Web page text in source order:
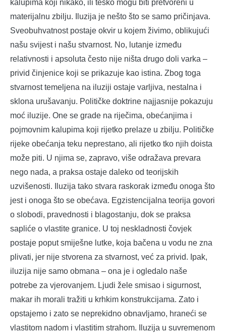
kalupima koji nikako, ili teško mogu biti pretvoreni u
materijalnu zbilju. Iluzija je nešto što se samo pričinjava.
Sveobuhvatnost postaje okvir u kojem živimo, oblikujući
našu svijest i našu stvarnost. No, lutanje između
relativnosti i apsoluta često nije ništa drugo doli varka –
privid činjenice koji se prikazuje kao istina. Zbog toga
stvarnost temeljena na iluziji ostaje varljiva, nestalna i
sklona urušavanju. Političke doktrine najjasnije pokazuju
moć iluzije. One se grade na riječima, obećanjima i
pojmovnim kalupima koji rijetko prelaze u zbilju. Političke
rijeke obećanja teku neprestano, ali rijetko tko njih doista
može piti. U njima se, zapravo, više odražava prevara
nego nada, a praksa ostaje daleko od teorijskih
uzvišenosti. Iluzija tako stvara raskorak između onoga što
jest i onoga što se obećava. Egzistencijalna teorija govori
o slobodi, pravednosti i blagostanju, dok se praksa
sapliće o vlastite granice. U toj neskladnosti čovjek
postaje poput smiješne lutke, koja bačena u vodu ne zna
plivati, jer nije stvorena za stvarnost, već za privid. Ipak,
iluzija nije samo obmana – ona je i ogledalo naše
potrebe za vjerovanjem. Ljudi žele smisao i sigurnost,
makar ih morali tražiti u krhkim konstrukcijama. Zato i
opstajemo i zato se neprekidno obnavljamo, hraneći se
vlastitom nadom i vlastitim strahom. Iluzija u suvremenom